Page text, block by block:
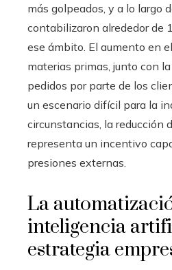
más golpeados, y a lo largo
contabilizaron alrededor de
ese ámbito. El aumento en
materias primas, junto con
pedidos por parte de los
un escenario difícil para la
circunstancias, la reducción
representa un incentivo
presiones externas.
La
inteligencia
estrategia